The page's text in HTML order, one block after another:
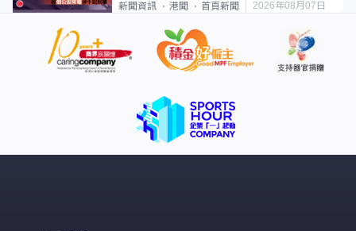
新聞資訊 港聞 首頁新聞 2026年08月07日